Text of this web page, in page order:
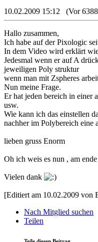
10.02.2009 15:12 (Vor
Hallo zusammen,
Ich habe auf der Pixologic
In dem Video wird erklärt
Jedesmal wenn er auf A
jeweiligen Poly struktur
wenn man mit Zspheres
Nun meine Frage.
Er hat jeden bereich in einer
usw.
Wie kann ich das einstellen
nachher im Polybereich eine
lieben gruss Enorm
Oh ich weis es nun , am
Vielen dank
[Editiert am 10.02.2009 von
Nach Mitglied suchen
Teilen